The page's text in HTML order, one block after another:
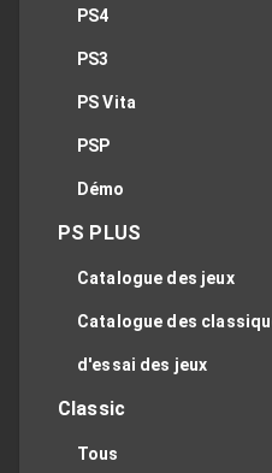
PS4
PS3
PS Vita
PSP
Démo
PS PLUS
Catalogue des jeux
Catalogue des
d'essai des jeux
Classic
Tous